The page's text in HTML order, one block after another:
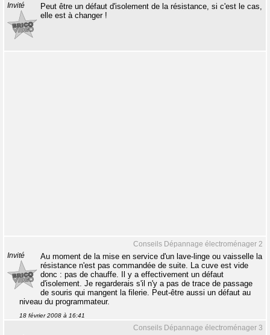
Invité
Peut être un défaut d'isolement de la résistance, si c'est le cas,
elle est à changer !
Conseils Dépannage électroménager 2
Invité
Au moment de la mise en service d'un lave-linge ou vaisselle la
résistance n'est pas commandée de suite. La cuve est vide
donc : pas de chauffe. Il y a effectivement un défaut
d'isolement. Je regarderais s'il n'y a pas de trace de passage
de souris qui mangent la filerie. Peut-être aussi un défaut au
niveau du programmateur.
18 février 2008 à 16:41
Conseils Dépannage électroménager 3